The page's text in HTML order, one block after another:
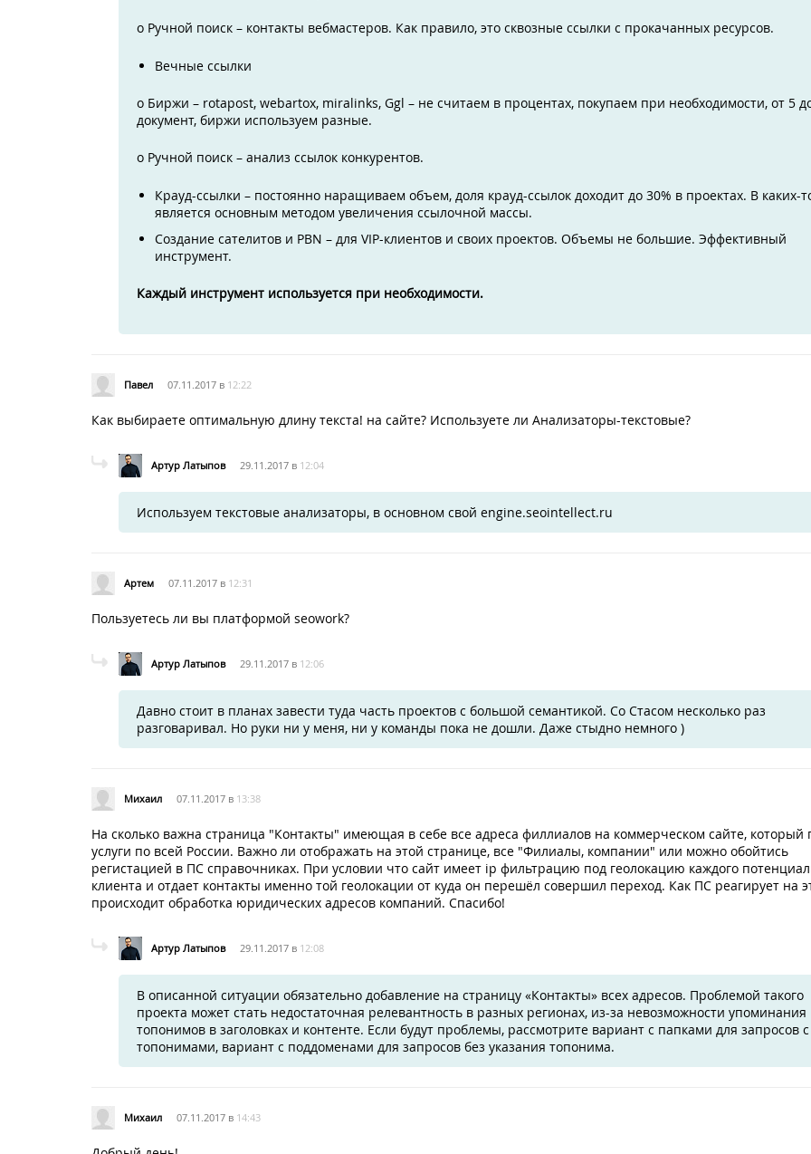
o Ручной поиск – контакты вебмастеров. Как правило, это сквозные ссылки с прокачанных ресурсов.
Вечные ссылки
o Биржи – rotapost, webartox, miralinks, Ggl – не считаем в процентах, покупаем при необходимости, от 5
документ, биржи используем разные.
o Ручной поиск – анализ ссылок конкурентов.
Крауд-ссылки – постоянно наращиваем объем, доля крауд-ссылок доходит до 30% в проектах. В каких-
является основным методом увеличения ссылочной массы.
Создание сателитов и PBN – для VIP-клиентов и своих проектов. Объемы не большие. Эффективный
инструмент.
Каждый инструмент используется при необходимости.
Павел 07.11.2017 в 12:22
Как выбираете оптимальную длину текста! на сайте? Используете ли Анализаторы-текстовые?
Артур Латыпов 29.11.2017 в 12:04
Используем текстовые анализаторы, в основном свой engine.seointellect.ru
Артем 07.11.2017 в 12:31
Пользуетесь ли вы платформой seowork?
Артур Латыпов 29.11.2017 в 12:06
Давно стоит в планах завести туда часть проектов с большой семантикой. Со Стасом несколько раз
разговаривал. Но руки ни у меня, ни у команды пока не дошли. Даже стыдно немного )
Михаил 07.11.2017 в 13:38
На сколько важна страница "Контакты" имеющая в себе все адреса филлиалов на коммерческом сайте, который
услуги по всей России. Важно ли отображать на этой странице, все "Филиалы, компании" или можно обойтись
регистацией в ПС справочниках. При условии что сайт имеет ip фильтрацию под геолокацию каждого
клиента и отдает контакты именно той геолокации от куда он перешёл совершил переход. Как ПС реагирует на
происходит обработка юридических адресов компаний. Спасибо!
Артур Латыпов 29.11.2017 в 12:08
В описанной ситуации обязательно добавление на страницу «Контакты» всех адресов. Проблемой такого
проекта может стать недостаточная релевантность в разных регионах, из-за невозможности упоминания
топонимов в заголовках и контенте. Если будут проблемы, рассмотрите вариант с папками для запросов с
топонимами, вариант с поддоменами для запросов без указания топонима.
Михаил 07.11.2017 в 14:43